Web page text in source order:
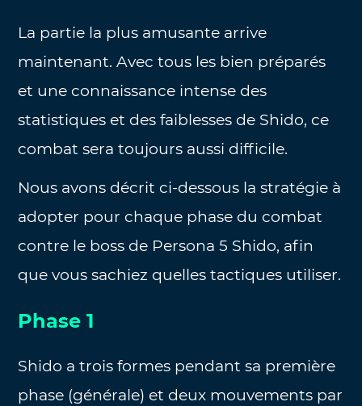
La partie la plus amusante arrive
maintenant. Avec tous les bien préparés
et une connaissance intense des
statistiques et des faiblesses de Shido, ce
combat sera toujours aussi difficile.
Nous avons décrit ci-dessous la stratégie à
adopter pour chaque phase du combat
contre le boss de Persona 5 Shido, afin
que vous sachiez quelles tactiques utiliser.
Phase 1
Shido a trois formes pendant sa première
phase (générale) et deux mouvements par